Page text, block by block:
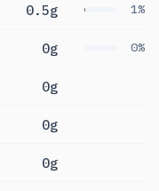
0.5g 1%
0g 0%
0g
0g
0g